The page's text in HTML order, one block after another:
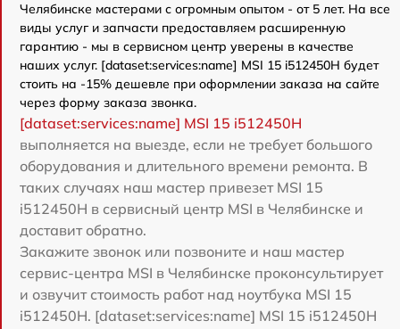
Челябинске мастерами с огромным опытом - от 5 лет. На все
виды услуг и запчасти предоставляем расширенную
гарантию - мы в сервисном центр уверены в качестве
наших услуг. [dataset:services:name] MSI 15 i512450H будет
стоить на -15% дешевле при оформлении заказа на сайте
через форму заказа звонка.
[dataset:services:name] MSI 15 i512450H
выполняется на выезде, если не требует большого
оборудования и длительного времени ремонта. В
таких случаях наш мастер привезет MSI 15
i512450H в сервисный центр MSI в Челябинске и
доставит обратно.
Закажите звонок или позвоните и наш мастер
сервис-центра MSI в Челябинске проконсультирует
и озвучит стоимость работ над ноутбука MSI 15
i512450H. [dataset:services:name] MSI 15 i512450H